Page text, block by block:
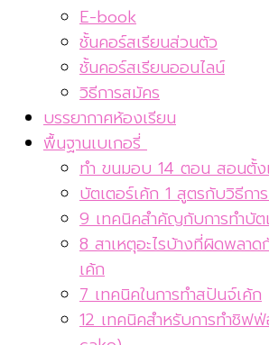
E-book
ชั้นคอร์สเรียนส่วนตัว
ชั้นคอร์สเรียนออนไลน์
วิธีการสมัคร
บรรยากาศห้องเรียน
พื้นฐานเบเกอรี่
ทำ ขนมอบ 14 ตอน สอนตั้
บัตเตอร์เค้ก 1 สูตรกับวิธีก
9 เทคนิคสำคัญกับการทำบัต
8 สาเหตุอะไรบ้างที่ผิดพลาด
เค้ก
7 เทคนิคในการทำสปันจ์เค้ก
12 เทคนิคสำหรับการทำชิฟ